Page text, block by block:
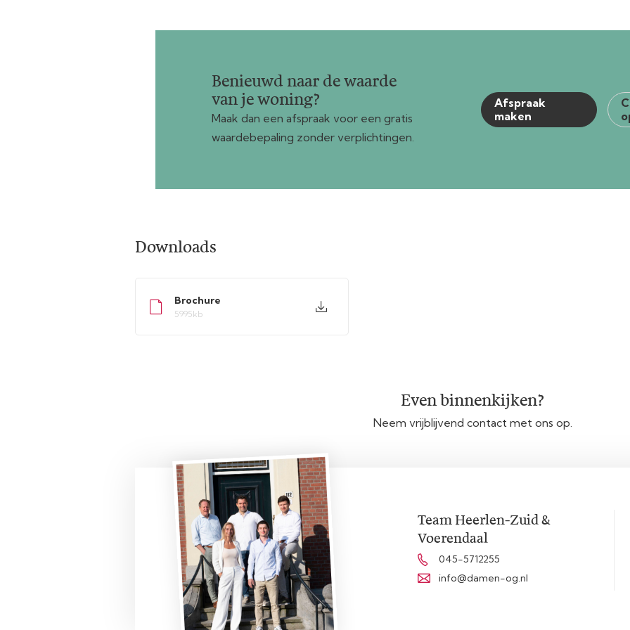
Benieuwd naar de waarde
van je woning?
Maak dan een afspraak voor een gratis
waardebepaling zonder verplichtingen.
Afspraak
maken
Downloads
Brochure
5995kb
Even binnenkijken?
Neem vrijblijvend contact met ons op.
Team Heerlen-Zuid &
Voerendaal
045-5712255
info@damen-og.nl